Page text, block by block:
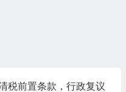
税前置条款，行政复议